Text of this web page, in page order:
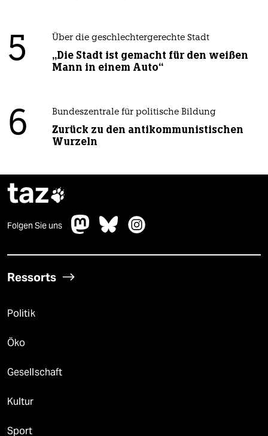
5 Über die geschlechtergerechte Stadt
„Die Stadt ist gemacht für den weißen
Mann in einem Auto“
6 Bundeszentrale für politische Bildung
Zurück zu den antikommunistischen
Wurzeln
taz
Folgen Sie uns
Ressorts
Politik
Öko
Gesellschaft
Kultur
Sport